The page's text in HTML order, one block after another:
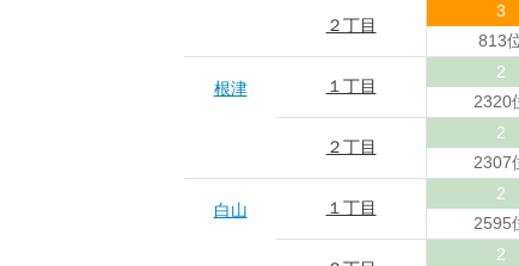
２丁目
3
813
根津 １丁目
2
2320
２丁目
2
2307
白山 １丁目
2
2595
2